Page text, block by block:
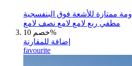
ممتازة للأشعة فوق البنفسجية
مطفي ربع لامع لامع نصف لامع
خصم 10%
إضافة للمقارنة
favourite